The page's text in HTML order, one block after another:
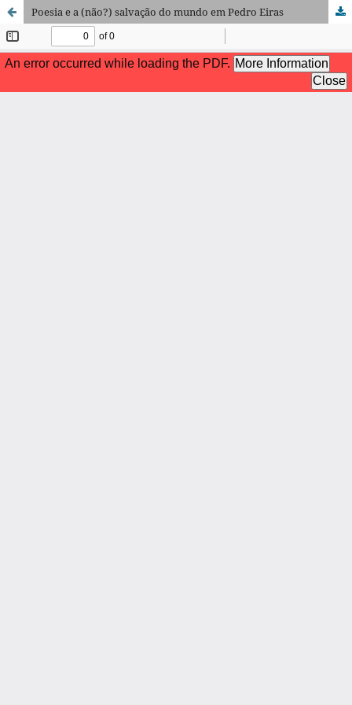
Poesia e a (não?) salvação do mundo em Pedro Eiras